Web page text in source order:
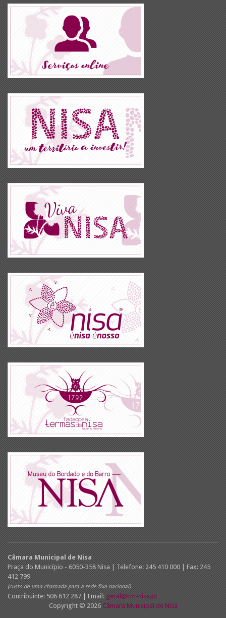
Câmara Municipal de Nisa
Praça do Município - 6050-358 Nisa | Telefone: 245 410 000 | Fax: 245
412 799
(custo de uma chamada para a rede fixa nacional)
Contribuinte: 506 612 287 | Email: geral@cm-nisa.pt
Copyright © 2026 Câmara Municipal de Nisa